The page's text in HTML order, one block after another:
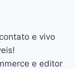
e vivo
e editor